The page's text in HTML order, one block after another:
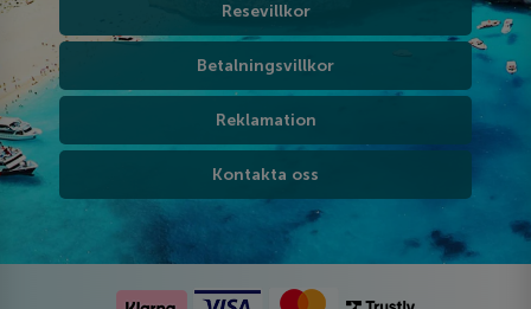
Resevillkor
Betalningsvillkor
Reklamation
Kontakta oss